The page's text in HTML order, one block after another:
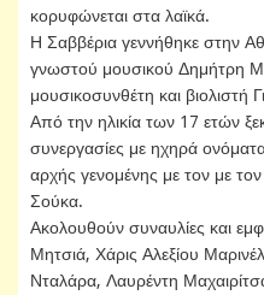
κορυφώνεται στα λαϊκά.
Η Σαββέρια γεννήθηκε στην
γνωστού μουσικού Δημήτρη
μουσικοσυνθέτη και βιολιστή
Από την ηλικία των 17 ετών
συνεργασίες με ηχηρά
αρχής γενομένης με τον με
Σούκα.
Ακολουθούν συναυλίες και
Μητσιά, Χάρις Αλεξίου
Νταλάρα, Λαυρέντη